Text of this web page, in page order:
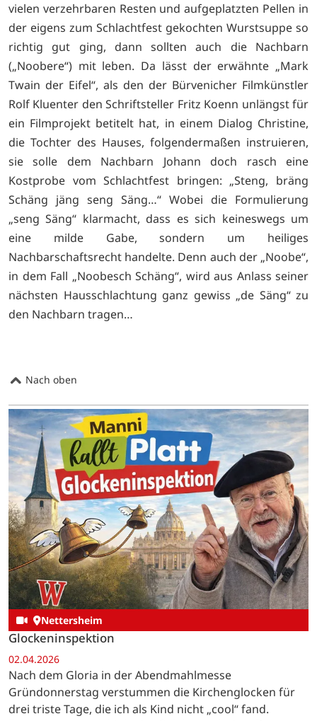
vielen verzehrbaren Resten und aufgeplatzten Pellen in
der eigens zum Schlachtfest gekochten Wurstsuppe so
richtig gut ging, dann sollten auch die Nachbarn
(„Noobere“) mit leben. Da lässt der erwähnte „Mark
Twain der Eifel“, als den der Bürvenicher Filmkünstler
Rolf Kluenter den Schriftsteller Fritz Koenn unlängst für
ein Filmprojekt betitelt hat, in einem Dialog Christine,
die Tochter des Hauses, folgendermaßen instruieren,
sie solle dem Nachbarn Johann doch rasch eine
Kostprobe vom Schlachtfest bringen: „Steng, bräng
Schäng jäng seng Säng…“ Wobei die Formulierung
„seng Säng“ klarmacht, dass es sich keineswegs um
eine milde Gabe, sondern um heiliges
Nachbarschaftsrecht handelte. Denn auch der „Noobe“,
in dem Fall „Noobesch Schäng“, wird aus Anlass seiner
nächsten Hausschlachtung ganz gewiss „de Säng“ zu
den Nachbarn tragen…
Nach oben
Nettersheim
Glockeninspektion
02.04.2026
Nach dem Gloria in der Abendmahlmesse
Gründonnerstag verstummen die Kirchenglocken für
drei triste Tage, die ich als Kind nicht „cool“ fand.